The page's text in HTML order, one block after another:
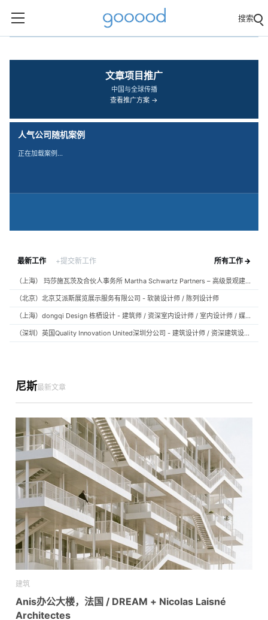
搜索
文章项目推广
中国与全球传播
查看推广方案 →
人气公司随机案例
正在加载案例…
最新工作 +提交新工作 所有工作 →
（上海） 玛莎施瓦茨及合伙人事务所 Martha Schwartz Partners – 高级景观建筑师 Senior Landscape Designer / 景观建筑师 Landscape Designer
（北京）北京艾派斯展览展示服务有限公司 - 软装设计师 / 陈列设计师
（上海）dongqi Design 栋栖设计 - 建筑师 / 资深室内设计师 / 室内设计师 / 媒体及公共关系主管 / 设计实习生（常年招聘）
（深圳）英国Quality Innovation United深圳分公司 - 建筑设计师 / 资深建筑设计师 / 室内设计师 / 设计实习生
尼斯最新文章
建筑
Anis办公大楼，法国 / DREAM + Nicolas Laisné
Architectes